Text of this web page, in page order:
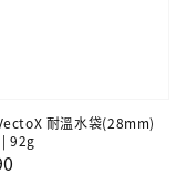
耐溫水袋(28mm)
92g